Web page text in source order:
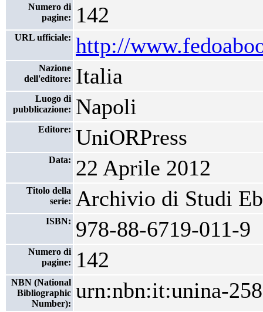
Numero di
pagine:
142
URL ufficiale: http://
Nazione
dell'editore: Italia
Luogo di
pubblicazione: Napoli
Editore: UniORPress
Data: 22 Aprile 2012
Titolo della
serie: Archivio di Studi
ISBN: 978-88-6719-011-9
Numero di
pagine:
142
NBN (National
Bibliographic
Number):
urn:nbn:it:unina-